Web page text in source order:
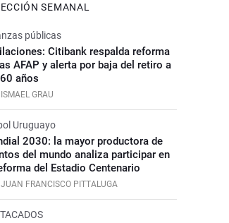
SEMANAL
públicas
Citibank respalda reforma
AFAP y alerta por baja del retiro a
años
GRAU
Uruguayo
2030: la mayor productora de
del mundo analiza participar en
del Estadio Centenario
JUAN FRANCISCO PITTALUGA